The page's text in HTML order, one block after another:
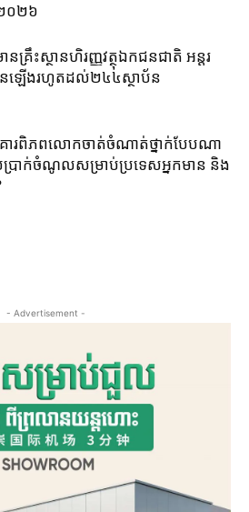
២០២៦
ានគ្រឹះស្ថានហិរញ្ញវត្ថុឯកជនជាតិ អន្តរ
នឡើងរហូតដល់២៤៤ស្ថាប័ន
ារពិភពលោកចាត់ចំណាត់ថ្នាក់បែបណា
ប្រាក់ចំណូលសម្រាប់ប្រទេសអ្នកមាន និង
- Advertisement -